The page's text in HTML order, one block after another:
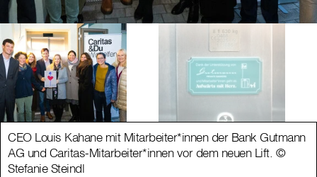
CEO Louis Kahane mit Mitarbeiter*innen der Bank Gutmann
AG und Caritas-Mitarbeiter*innen vor dem neuen Lift. ©
Stefanie Steindl